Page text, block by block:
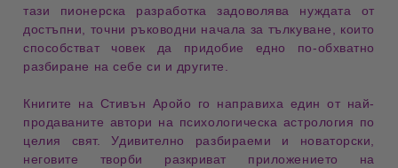
тази пионерска разработка
задоволява нуждата от
достъпни, точни ръководни начала за тълкуване, които
способстват човек да придобие едно по-обхватно
разбиране на себе си и другите.
Книгите на Стивън Аройо го направиха един от най-
продаваните автори на психологическа астрология по
целия свят. Удивително разбираеми и новаторски
неговите творби разкриват приложението на